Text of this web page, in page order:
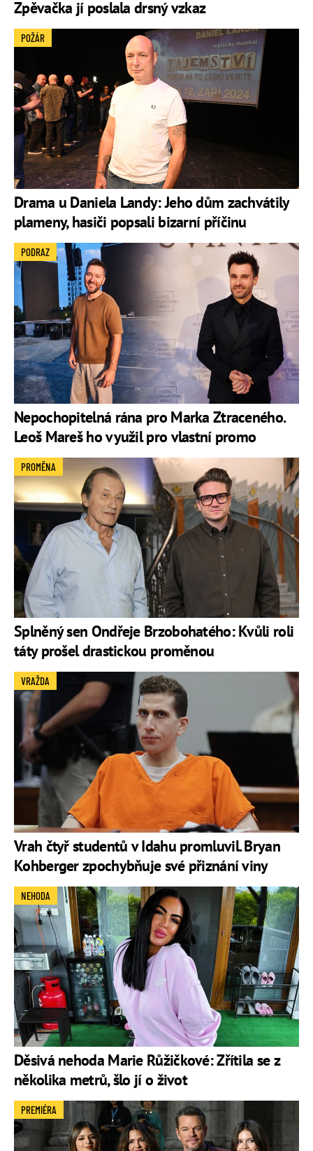
Zpěvačka jí poslala drsný vzkaz
Drama u Daniela Landy: Jeho dům zachvátily
plameny, hasiči popsali bizarní příčinu
POŽÁR
Nepochopitelná rána pro Marka Ztraceného.
Leoš Mareš ho využil pro vlastní promo
PODRAZ
Splněný sen Ondřeje Brzobohatého: Kvůli roli
táty prošel drastickou proměnou
PROMĚNA
Vrah čtyř studentů v Idahu promluvil. Bryan
Kohberger zpochybňuje své přiznání viny
VRAŽDA
Děsivá nehoda Marie Růžičkové: Zřítila se z
několika metrů, šlo jí o život
NEHODA
PREMIÉRA